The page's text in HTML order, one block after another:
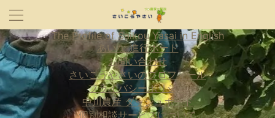
The Profile of Saikou Yasai in English
あいな 進行ボード
お問い合わせ
さいこうやさいのプロフィール
プライバシーポリシー
中川農産 ダッシュボード
個別相談サービスについて